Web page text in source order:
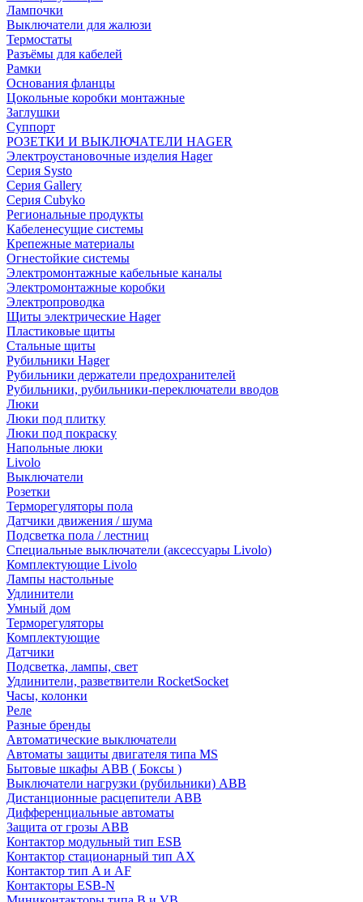
Лампочки
Выключатели для жалюзи
Термостаты
Разъёмы для кабелей
Рамки
Основания фланцы
Цокольные коробки монтажные
Заглушки
Суппорт
РОЗЕТКИ И ВЫКЛЮЧАТЕЛИ HAGER
Электроустановочные изделия Hager
Серия Systo
Серия Gallery
Серия Cubyko
Региональные продукты
Кабеленесущие системы
Крепежные материалы
Огнестойкие системы
Электромонтажные кабельные каналы
Электромонтажные коробки
Электропроводка
Щиты электрические Hager
Пластиковые щиты
Стальные щиты
Рубильники Hager
Рубильники держатели предохранителей
Рубильники, рубильники-переключатели вводов
Люки
Люки под плитку
Люки под покраску
Напольные люки
Livolo
Выключатели
Розетки
Терморегуляторы пола
Датчики движения / шума
Подсветка пола / лестниц
Специальные выключатели (аксессуары Livolo)
Комплектующие Livolo
Лампы настольные
Удлинители
Умный дом
Терморегуляторы
Комплектующие
Датчики
Подсветка, лампы, свет
Удлинители, разветвители RocketSocket
Часы, колонки
Реле
Разные бренды
Автоматические выключатели
Автоматы защиты двигателя типа MS
Бытовые шкафы ABB ( Боксы )
Выключатели нагрузки (рубильники) ABB
Дистанционные расцепители ABB
Дифференциальные автоматы
Защита от грозы ABB
Контактор модульный тип ESB
Контактор стационарный тип AX
Контактор тип A и AF
Контакторы ESB-N